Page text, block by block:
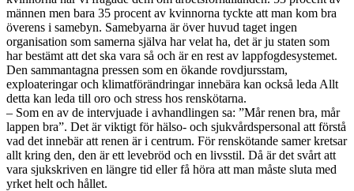
männen men bara 35 procent av kvinnorna tyckte att man kom bra
överens i samebyn. Samebyarna är över huvud taget ingen
organisation som samerna själva har velat ha, det är ju staten som
har bestämt att det ska vara så och är en rest av lappfogdesystemet.
Den sammantagna pressen som en ökande rovdjursstam,
exploateringar och klimatförändringar innebära kan också leda Allt
detta kan leda till oro och stress hos renskötarna.
– Som en av de intervjuade i avhandlingen sa: ”Mår renen bra, mår
lappen bra”. Det är viktigt för hälso- och sjukvårdspersonal att förstå
vad det innebär att renen är i centrum. För renskötande samer kretsar
allt kring den, den är ett levebröd och en livsstil. Då är det svårt att
vara sjukskriven en längre tid eller få höra att man måste sluta med
yrket helt och hållet.